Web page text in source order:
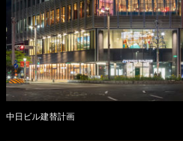
中日ビル建替計画